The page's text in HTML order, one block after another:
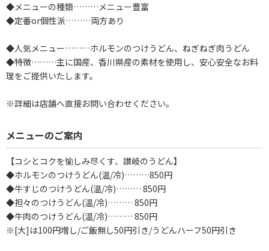
◆メニューの種類………メニュー豊富
◆定番or個性派………両方あり
◆人気メニュー………ホルモンのつけうどん、ねぎねぎ肉うどん
◆特徴………主に国産、香川県産の素材を使用し、安心安全なお料
理をご提供いたします。
※詳細は店舗へ直接お問い合わせください。
メニューのご案内
【コシとコクを愉しみ尽くす、讃岐のうどん】
◆ホルモンのつけうどん(温/冷)………850円
◆牛すじのつけうどん(温/冷)……… 850円
◆担々のつけうどん(温/冷)……… 850円
◆牛肉のつけうどん(温/冷)……… 850円
※[大]は100円増し/ご飯無し50円引き/うどんハーフ50円引き